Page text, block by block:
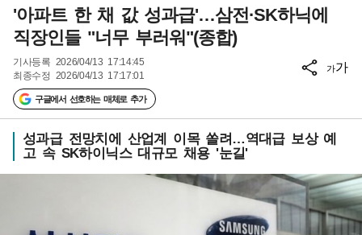
'아파트 한 채 값 성과급'…삼전·SK하닉에
직장인들 "너무 부러워"(종합)
기사등록 2026/04/13 17:14:45
최종수정 2026/04/13 17:17:01
구글에서 선호하는 매체로 추가
가가
성과급 전망치에 산업계 이목 쏠려…역대급 보상 예
고 속 SK하이닉스 대규모 채용 '눈길'